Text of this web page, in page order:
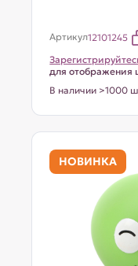
Артикул12101245
для отображения
В наличии >1000
НОВИНКА